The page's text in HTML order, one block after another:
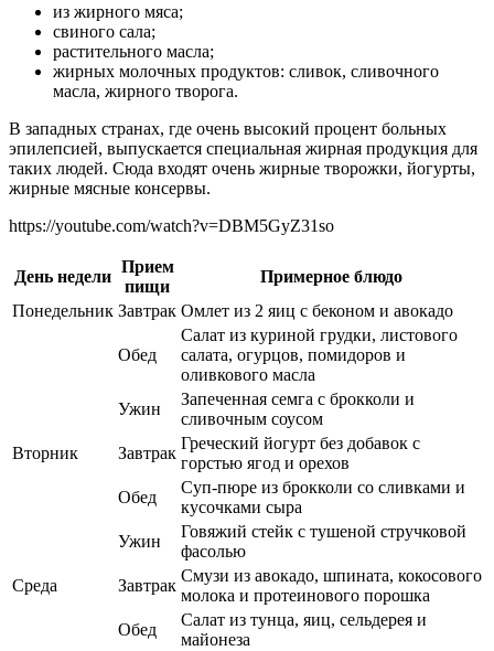
из жирного мяса;
свиного сала;
растительного масла;
жирных молочных продуктов: сливок, сливочного
масла, жирного творога.
В западных странах, где очень высокий процент больных
эпилепсией, выпускается специальная жирная продукция для
таких людей. Сюда входят очень жирные творожки, йогурты,
жирные мясные консервы.
https://youtube.com/watch?v=DBM5GyZ31so
День недели
Прием
пищи
Примерное блюдо
Понедельник Завтрак Омлет из 2 яиц с беконом и авокадо
Обед
Салат из куриной грудки, листового
салата, огурцов, помидоров и
оливкового масла
Ужин
Запеченная семга с брокколи и
сливочным соусом
Вторник
Завтрак
Греческий йогурт без добавок с
горстью ягод и орехов
Обед
Суп-пюре из брокколи со сливками и
кусочками сыра
Ужин
Говяжий стейк с тушеной стручковой
фасолью
Среда
Завтрак
Смузи из авокадо, шпината, кокосового
молока и протеинового порошка
Обед
Салат из тунца, яиц, сельдерея и
майонеза